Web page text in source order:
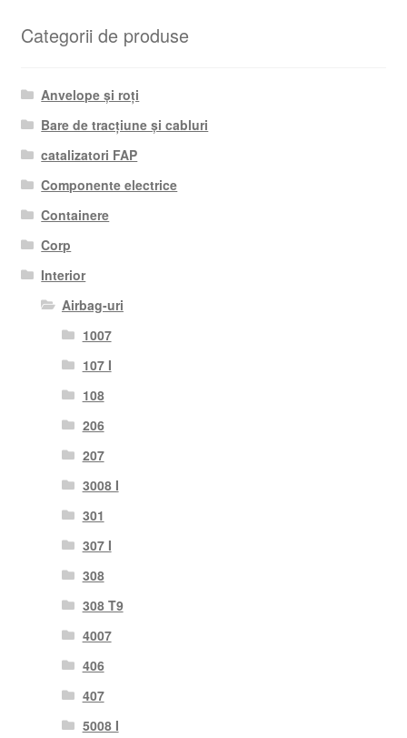
Categorii de produse
Anvelope și roți
Bare de tracțiune și cabluri
catalizatori FAP
Componente electrice
Containere
Corp
Interior
Airbag-uri
1007
107 I
108
206
207
3008 I
301
307 I
308
308 T9
4007
406
407
5008 I